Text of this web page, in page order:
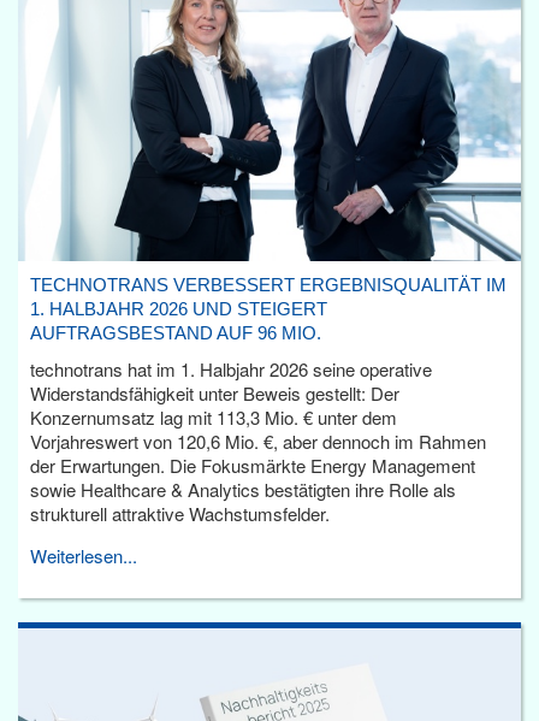
TECHNOTRANS VERBESSERT ERGEBNISQUALITÄT IM
1. HALBJAHR 2026 UND STEIGERT
AUFTRAGSBESTAND AUF 96 MIO.
technotrans hat im 1. Halbjahr 2026 seine operative
Widerstandsfähigkeit unter Beweis gestellt: Der
Konzernumsatz lag mit 113,3 Mio. € unter dem
Vorjahreswert von 120,6 Mio. €, aber dennoch im Rahmen
der Erwartungen. Die Fokusmärkte Energy Management
sowie Healthcare & Analytics bestätigten ihre Rolle als
strukturell attraktive Wachstumsfelder.
Weiterlesen...